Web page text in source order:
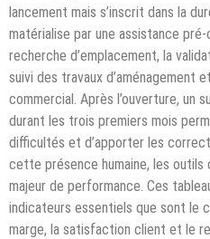
lancement mais s’inscrit dans la
matérialise par une assistance
recherche d’emplacement, la
suivi des travaux d’aménagement
commercial. Après l’ouverture, un
durant les trois premiers mois
difficultés et d’apporter les
cette présence humaine, les
majeur de performance. Ces
indicateurs essentiels que sont le
marge, la satisfaction client et le